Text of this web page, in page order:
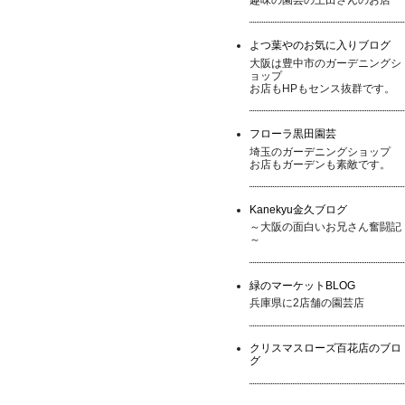
よつ葉やのお気に入りブログ
大阪は豊中市のガーデニングシ
ョップ
お店もHPもセンス抜群です。
フローラ黒田園芸
埼玉のガーデニングショップ
お店もガーデンも素敵です。
Kanekyu金久ブログ
～大阪の面白いお兄さん奮闘記
～
緑のマーケットBLOG
兵庫県に2店舗の園芸店
クリスマスローズ百花店のブロ
グ